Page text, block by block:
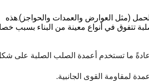
(مثل العوارض والعمدات والحواجز).هذه
تتفوق في أنواع معينة من البناء بسبب
لمقاومة القوى الجانبية.